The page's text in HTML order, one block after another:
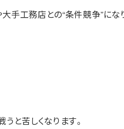
手工務店との“条件競争”にな
と苦しくなります。